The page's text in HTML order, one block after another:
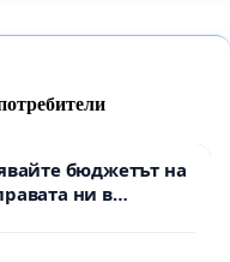
бюджетът на
ни в